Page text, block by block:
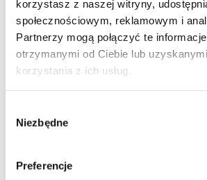
korzystasz z naszej witryny,
społecznościowym, reklamowym i
Partnerzy mogą połączyć te
otrzymanymi od Ciebie lub
korzystania z ich usług.
zgody
Niezbędne
Preferencje
Limit B2B:Transakcje
przedsiębiorcami
gotówką powyżej 15 000 zł
mogą być zaliczone do
powinna być dokonana
gotówkowe powyżej tego